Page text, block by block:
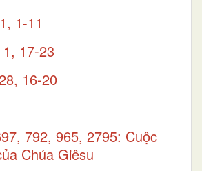
1-11
17-23
16-20
792, 965, 2795: Cuộc
Chúa Giêsu